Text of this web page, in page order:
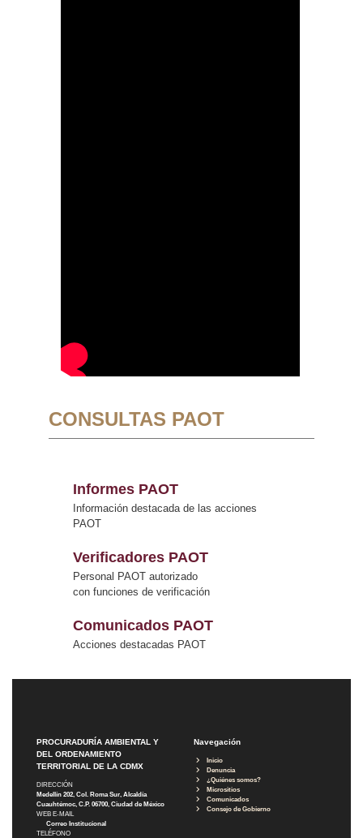
CONSULTAS PAOT
Informes PAOT
Información destacada de las acciones
PAOT
Verificadores PAOT
Personal PAOT autorizado
con funciones de verificación
Comunicados PAOT
Acciones destacadas PAOT
PROCURADURÍA AMBIENTAL Y
DEL ORDENAMIENTO
TERRITORIAL DE LA CDMX
DIRECCIÓN
Medellín 202, Col. Roma Sur, Alcaldía
Cuauhtémoc, C.P. 06700, Ciudad de México
WEB E-MAIL
Correo Institucional
TELÉFONO
Navegación
Inicio
Denuncia
¿Quiénes somos?
Micrositios
Comunicados
Consejo de Gobierno